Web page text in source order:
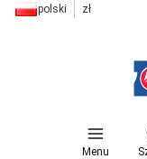
polski zł
Menu